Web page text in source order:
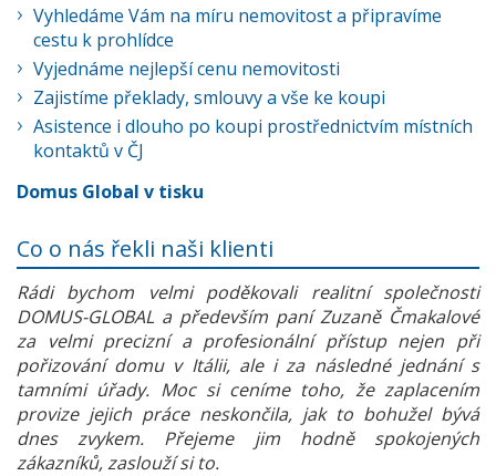
Vyhledáme Vám na míru nemovitost a připravíme
cestu k prohlídce
Vyjednáme nejlepší cenu nemovitosti
Zajistíme překlady, smlouvy a vše ke koupi
Asistence i dlouho po koupi prostřednictvím místních
kontaktů v ČJ
Domus Global v tisku
Co o nás řekli naši klienti
Rádi bychom velmi poděkovali realitní společnosti
DOMUS-GLOBAL a především paní Zuzaně Čmakalové
za velmi precizní a profesionální přístup nejen při
pořizování domu v Itálii, ale i za následné jednání s
tamními úřady. Moc si ceníme toho, že zaplacením
provize jejich práce neskončila, jak to bohužel bývá
dnes zvykem. Přejeme jim hodně spokojených
zákazníků, zaslouží si to.